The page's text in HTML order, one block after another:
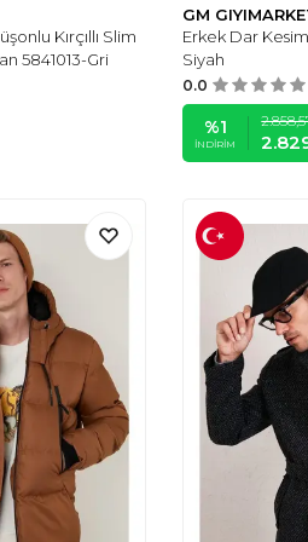
Kırçıllı Slim
5841013-Gri
GM
Erkek Dar
Siyah
0.0
%1
İNDIRIM